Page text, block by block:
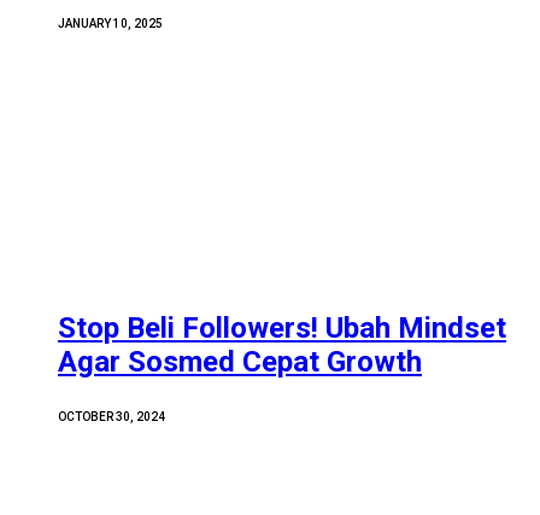
JANUARY 10, 2025
Stop Beli Followers! Ubah Mindset
Agar Sosmed Cepat Growth
OCTOBER 30, 2024